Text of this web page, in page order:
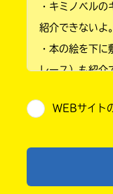
小学4年
小学6年
中学1年
・キミノベル
紹介できないよ。
・本の絵を下
レース）も紹介
・送ってからす
ならないよう気
WEBサイト